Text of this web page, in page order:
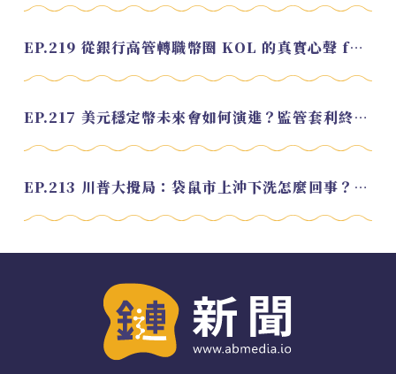
EP.219 從銀行高管轉職幣圈 KOL 的真實心聲 feat.龜大
EP.217 美元穩定幣未來會如何演進？監管套利終將收斂？feat. 研究員 余哲安
EP.213 川普大攪局：袋鼠市上沖下洗怎麼回事？feat. Alvin